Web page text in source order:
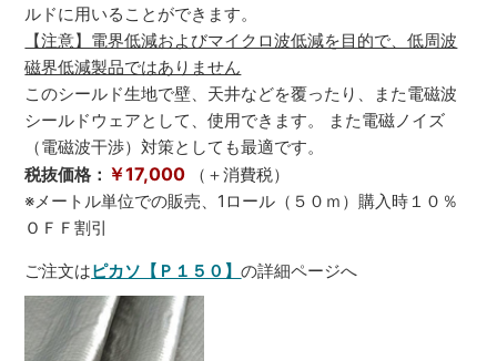
ルドに用いることができます。
【注意】電界低減およびマイクロ波低減を目的で、低周波
磁界低減製品ではありません
このシールド生地で壁、天井などを覆ったり、また電磁波
シールドウェアとして、使用できます。 また電磁ノイズ
（電磁波干渉）対策としても最適です。
税抜価格： ￥17,000 （＋消費税）
※メートル単位での販売、1ロール（５０ｍ）購入時１０％
ＯＦＦ割引
ご注文はピカソ【Ｐ１５０】の詳細ページへ